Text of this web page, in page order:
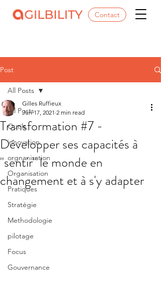
Contact
Post
All Posts
Outils
innovation
orgnanisation
Organisation
Pratiques
Stratégie
Methodologie
pilotage
Focus
Gouvernance
All Posts
Transformation #7 -
Développer ses capacités à
"sentir" le monde en
changement et à s'y adapter
Gilles Ruffieux
Jun 17, 2021 2 min read